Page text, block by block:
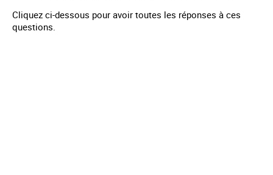
Cliquez ci-dessous pour avoir toutes les réponses à ces
questions.